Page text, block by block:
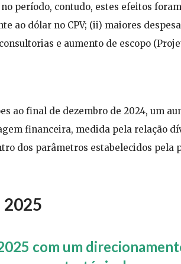
período, contudo, estes efeitos
ao dólar no CPV; (ii) maiores
e aumento de escopo
ao final de dezembro de 2024, um
financeira, medida pela relação
dos parâmetros estabelecidos pela
2025
com um